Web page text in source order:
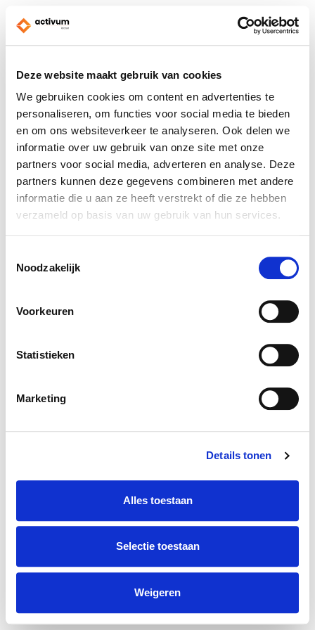
Deze website maakt gebruik van cookies
We gebruiken cookies om content en advertenties te
personaliseren, om functies voor social media te bieden
en om ons websiteverkeer te analyseren. Ook delen we
informatie over uw gebruik van onze site met onze
partners voor social media, adverteren en analyse. Deze
partners kunnen deze gegevens combineren met andere
informatie die u aan ze heeft verstrekt of die ze hebben
verzameld op basis van uw gebruik van hun services.
Noodzakelijk
Voorkeuren
Statistieken
Marketing
Details tonen
Alles toestaan
Selectie toestaan
Weigeren